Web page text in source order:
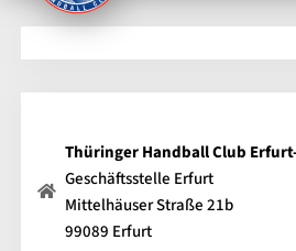
Thüringer Handball Club
Geschäftsstelle Erfurt
Mittelhäuser Straße 21b
99089 Erfurt